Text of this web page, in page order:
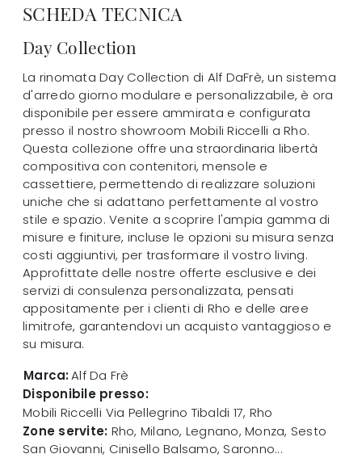
SCHEDA TECNICA
Day Collection
La rinomata Day Collection di Alf DaFrè, un sistema
d'arredo giorno modulare e personalizzabile, è ora
disponibile per essere ammirata e configurata
presso il nostro showroom Mobili Riccelli a Rho.
Questa collezione offre una straordinaria libertà
compositiva con contenitori, mensole e
cassettiere, permettendo di realizzare soluzioni
uniche che si adattano perfettamente al vostro
stile e spazio. Venite a scoprire l'ampia gamma di
misure e finiture, incluse le opzioni su misura senza
costi aggiuntivi, per trasformare il vostro living.
Approfittate delle nostre offerte esclusive e dei
servizi di consulenza personalizzata, pensati
appositamente per i clienti di Rho e delle aree
limitrofe, garantendovi un acquisto vantaggioso e
su misura.
Marca:Alf Da Frè
Disponibile presso:
Mobili Riccelli Via Pellegrino Tibaldi 17, Rho
Zone servite: Rho, Milano, Legnano, Monza, Sesto
San Giovanni, Cinisello Balsamo, Saronno...